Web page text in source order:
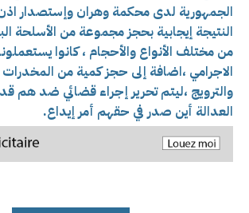
الجمهورية لدى محكمة وهران وإستصدار
النتيجة إيجابية بحجز مجموعة من الأسلحة
من مختلف الأنواع والأحجام ، كانوا
الاجرامي ،اضافة إلى حجز كمية من المخدرات
والترويج ،ليتم تحرير إجراء قضائي ضد هم
العدالة أين صدر في حقهم أمر إيداع.